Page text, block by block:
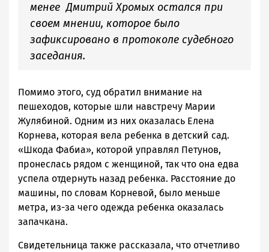
менее Дмитрий Хромых остался при
своем мнении, которое было
зафиксировано в протоколе судебного
заседания.
Помимо этого, суд обратил внимание на
пешеходов, которые шли навстречу Марии
Жулябиной. Одним из них оказалась Елена
Корнева, которая вела ребенка в детский сад.
«Шкода Фабиа», которой управлял Петунов,
пронеслась рядом с женщиной, так что она едва
успела отдернуть назад ребенка. Расстояние до
машины, по словам Корневой, было меньше
метра, из-за чего одежда ребенка оказалась
запачкана.
Свидетельница также рассказала, что отчетливо